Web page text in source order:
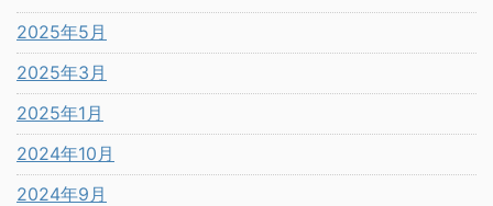
2025年5月
2025年3月
2025年1月
2024年10月
2024年9月